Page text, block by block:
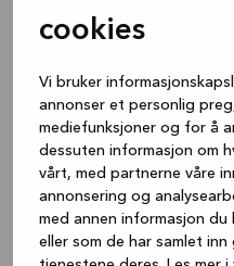
cookies
Vi bruker
annonser et personlig
mediefunksjoner og for å
dessuten informasjon om
vårt, med partnerne våre
annonsering og
med annen informasjon
eller som de har samlet